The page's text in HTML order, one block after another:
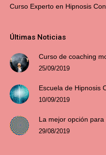
Curso Experto en Hipnosis
Últimas Noticias
Curso de coaching
25/09/2019
Escuela de Hipnosis
10/09/2019
La mejor opción
29/08/2019